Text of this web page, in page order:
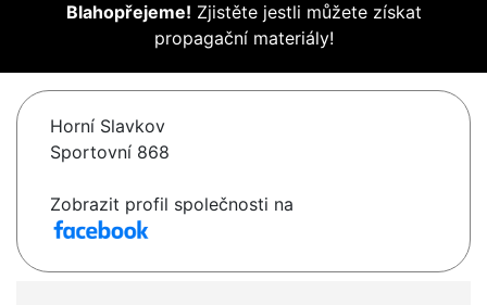
Blahopřejeme! Zjistěte jestli můžete získat
propagační materiály!
Horní Slavkov
Sportovní 868
Zobrazit profil společnosti na